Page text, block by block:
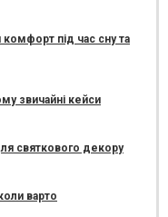
під час сну та
звичайні кейси
святкового декору
варто